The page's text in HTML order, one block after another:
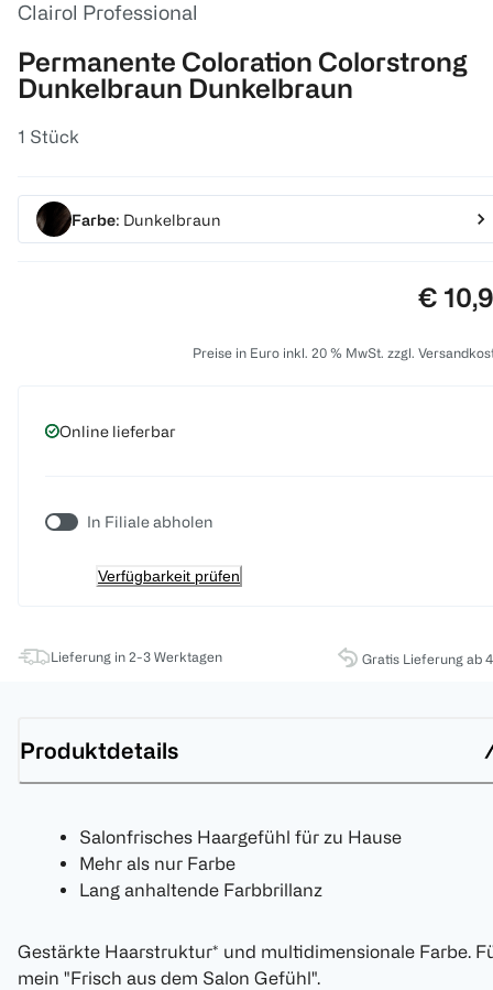
Clairol Professional
Permanente Coloration Colorstrong
Dunkelbraun Dunkelbraun
1 Stück
Farbe: Dunkelbraun
Preis:
€
Preise in Euro inkl. 20 % MwSt. zzgl.
Online lieferbar
In Filiale abholen
Verfügbarkeit prüfen
Lieferung in 2-3 Werktagen Gratis Lieferung ab
Produktdetails
Salonfrisches Haargefühl für zu Hause
Mehr als nur Farbe
Lang anhaltende Farbbrillanz
Gestärkte Haarstruktur* und multidimensionale Farbe.
mein "Frisch aus dem Salon Gefühl".